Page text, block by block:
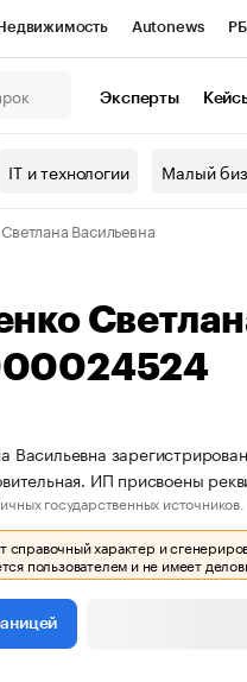
Autonews
контрагентов
Эксперты
IT и технологии Малый
Васильевна
Васильевна
ИП присвоены
государственных источников.
характер и
пользователем и не имеет